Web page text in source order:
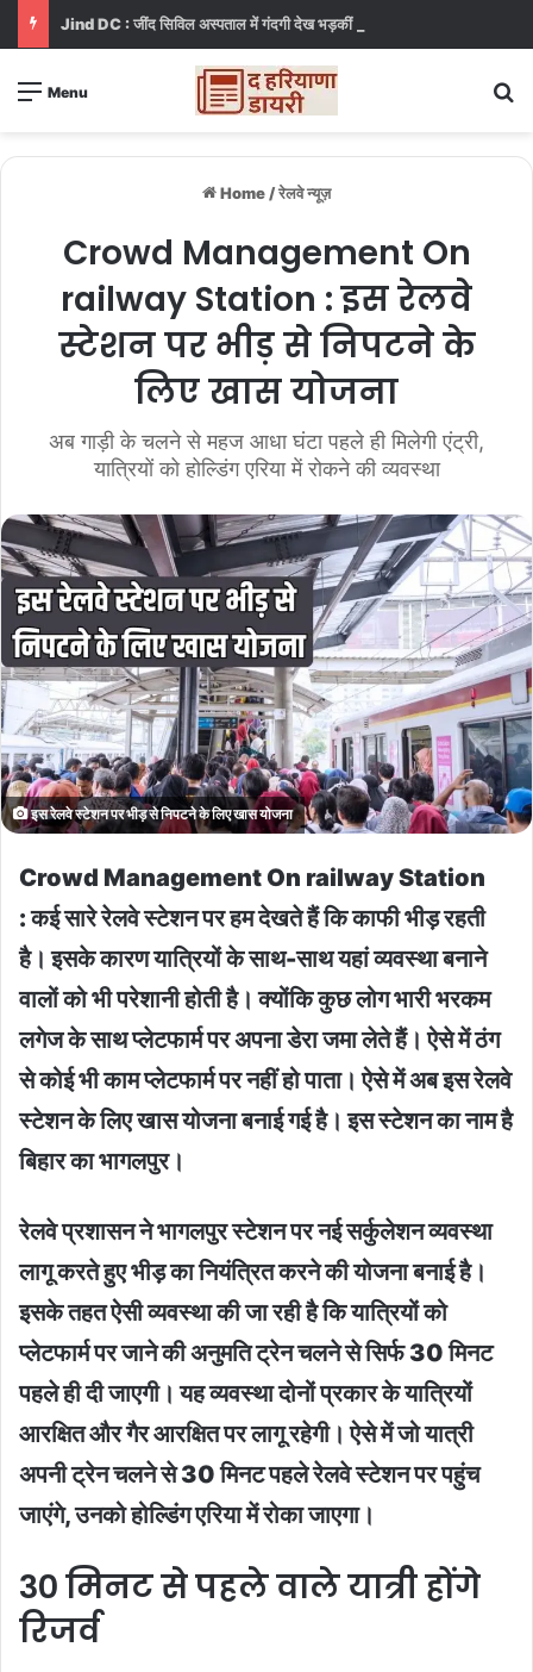
Menu
Home /रेलवे न्यूज़
Crowd Management On
railway Station : इस रेलवे
स्टेशन पर भीड़ से निपटने के
लिए खास योजना
अब गाड़ी के चलने से महज आधा घंटा पहले ही मिलेगी एंट्री,
यात्रियों को होल्डिंग एरिया में रोकने की व्यवस्था
इस रेलवे स्टेशन पर भीड़ से निपटने के लिए खास योजना
Crowd Management On railway Station
: कई सारे रेलवे स्टेशन पर हम देखते हैं कि काफी भीड़ रहती
है। इसके कारण यात्रियों के साथ-साथ यहां व्यवस्था बनाने
वालों को भी परेशानी होती है। क्योंकि कुछ लोग भारी भरकम
लगेज के साथ प्लेटफार्म पर अपना डेरा जमा लेते हैं। ऐसे में ठंग
से कोई भी काम प्लेटफार्म पर नहीं हो पाता। ऐसे में अब इस रेलवे
स्टेशन के लिए खास योजना बनाई गई है। इस स्टेशन का नाम है
बिहार का भागलपुर।
रेलवे प्रशासन ने भागलपुर स्टेशन पर नई सर्कुलेशन व्यवस्था
लागू करते हुए भीड़ का नियंत्रित करने की योजना बनाई है।
इसके तहत ऐसी व्यवस्था की जा रही है कि यात्रियों को
प्लेटफार्म पर जाने की अनुमति ट्रेन चलने से सिर्फ 30 मिनट
पहले ही दी जाएगी। यह व्यवस्था दोनों प्रकार के यात्रियों
आरक्षित और गैर आरक्षित पर लागू रहेगी। ऐसे में जो यात्री
अपनी ट्रेन चलने से 30 मिनट पहले रेलवे स्टेशन पर पहुंच
जाएंगे, उनको होल्डिंग एरिया में रोका जाएगा।
30 मिनट से पहले वाले यात्री होंगे
रिजर्व